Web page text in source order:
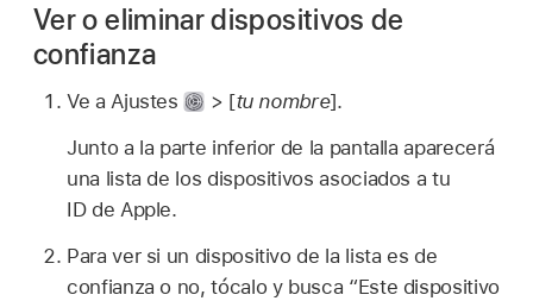
Ver o eliminar dispositivos de
confianza
Ve a Ajustes > [tu nombre].
Junto a la parte inferior de la pantalla aparecerá
una lista de los dispositivos asociados a tu
ID de Apple.
Para ver si un dispositivo de la lista es de
confianza o no, tócalo y busca “Este dispositivo